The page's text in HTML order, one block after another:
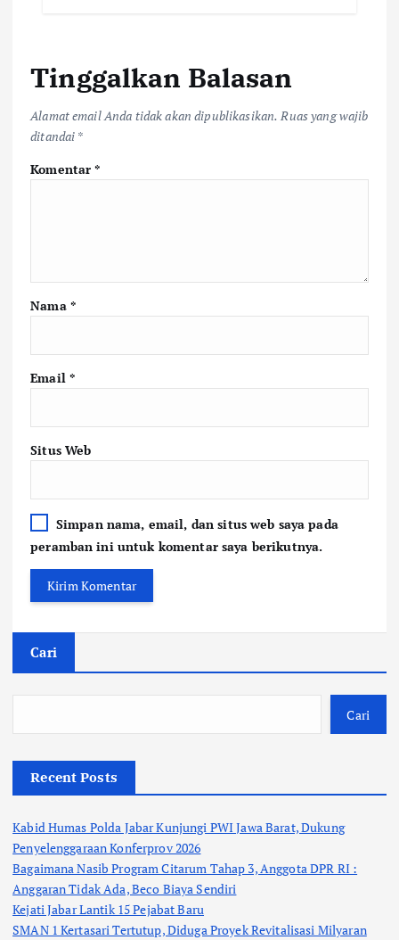
Tinggalkan Balasan
Alamat email Anda tidak akan dipublikasikan. Ruas yang wajib
ditandai *
Komentar*
Nama *
Email *
Situs Web
Simpan nama, email, dan situs web saya pada
peramban ini untuk komentar saya berikutnya.
Cari
Cari
Recent Posts
Kabid Humas Polda Jabar Kunjungi PWI Jawa Barat, Dukung
Penyelenggaraan Konferprov 2026
Bagaimana Nasib Program Citarum Tahap 3, Anggota DPR RI :
Anggaran Tidak Ada, Beco Biaya Sendiri
Kejati Jabar Lantik 15 Pejabat Baru
SMAN 1 Kertasari Tertutup, Diduga Proyek Revitalisasi Milyaran